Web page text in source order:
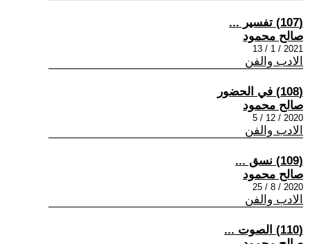
(107) تفسير ...
صالح محمود
2021 / 1 / 13
الادب والفن
(108) في الحضور
صالح محمود
2020 / 12 / 5
الادب والفن
(109) نسق ...
صالح محمود
2020 / 8 / 25
الادب والفن
(110) الصوت ...